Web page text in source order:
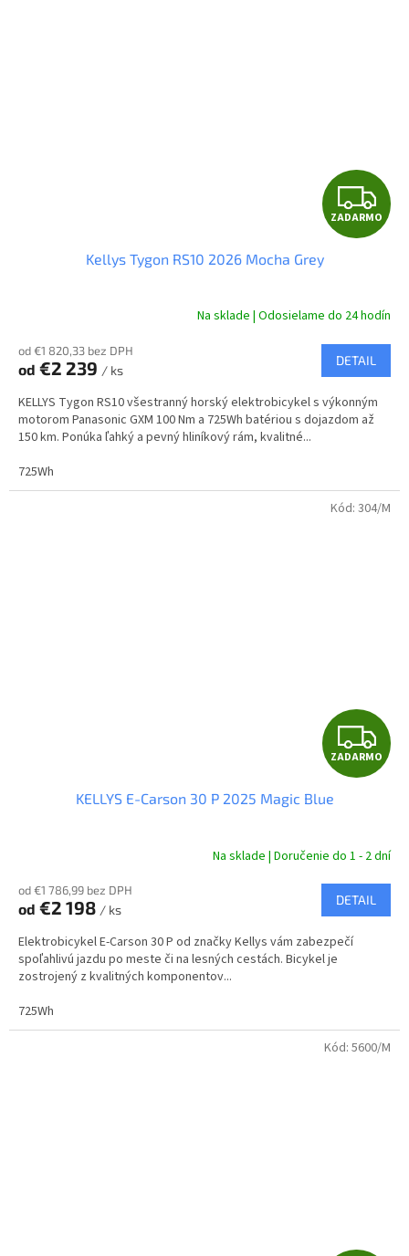
Z
A
A
R
M
ZADARMO
Kellys Tygon RS10 2026 Mocha Grey
Na sklade | Odosielame do 24 hodín
od €1 820,33 bez DPH
od €2 239 / ks
DETAIL
KELLYS Tygon RS10 všestranný horský elektrobicykel s výkonným
motorom Panasonic GXM 100 Nm a 725Wh batériou s dojazdom až
150 km. Ponúka ľahký a pevný hliníkový rám, kvalitné...
725Wh
Z
A
A
R
M
ZADARMO
KELLYS E-Carson 30 P 2025 Magic Blue
Na sklade | Doručenie do 1 - 2 dní
od €1 786,99 bez DPH
od €2 198 / ks
DETAIL
Elektrobicykel E-Carson 30 P od značky Kellys vám zabezpečí
spoľahlivú jazdu po meste či na lesných cestách. Bicykel je
zostrojený z kvalitných komponentov...
725Wh
Kód: 304/M
Kód: 5600/M